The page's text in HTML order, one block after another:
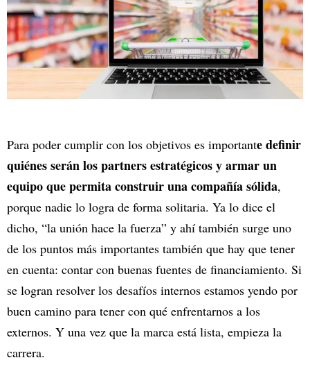
Para poder cumplir con los objetivos es importante definir
quiénes serán los partners estratégicos y armar un
equipo que permita construir una compañía sólida,
porque nadie lo logra de forma solitaria. Ya lo dice el
dicho, “la unión hace la fuerza” y ahí también surge uno
de los puntos más importantes también que hay que tener
en cuenta: contar con buenas fuentes de financiamiento. Si
se logran resolver los desafíos internos estamos yendo por
buen camino para tener con qué enfrentarnos a los
externos. Y una vez que la marca está lista, empieza la
carrera.